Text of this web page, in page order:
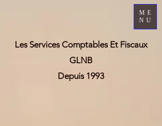
Les Services Comptables Et Fiscaux
GLNB
Depuis 1993
ME
NU